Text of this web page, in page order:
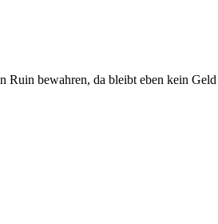
bewahren, da bleibt eben kein